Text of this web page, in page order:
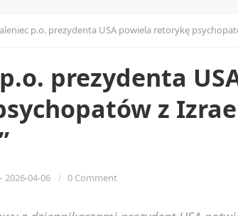
p.o. prezydenta USA powiela retorykę
prezydenta
z
2026-04-06 0 Comment